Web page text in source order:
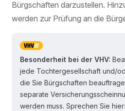
Bürgschaften darzustellen.
werden zur Prüfung an die
Besonderheit bei der VHV:
jede Tochtergesellschaft und/
die Sie Bürgschaften
separate
werden muss. Sprechen Sie